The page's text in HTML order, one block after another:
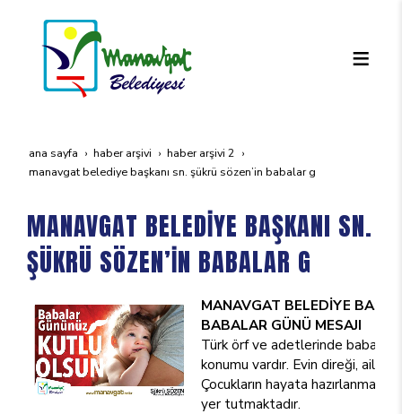
ana sayfa haber arşivi
haber arşivi 2
manavgat beledi̇ye başkani sn. şükrü sözen’i̇n babalar g
MANAVGAT BELEDİYE BAŞKANI SN.
ŞÜKRÜ SÖZEN’İN BABALAR G
MANAVGAT BELEDİYE
BABALAR GÜNÜ MESAJI
Türk örf ve adetlerinde
konumu vardır. Evin direği,
Çocukların hayata
yer tutmaktadır.